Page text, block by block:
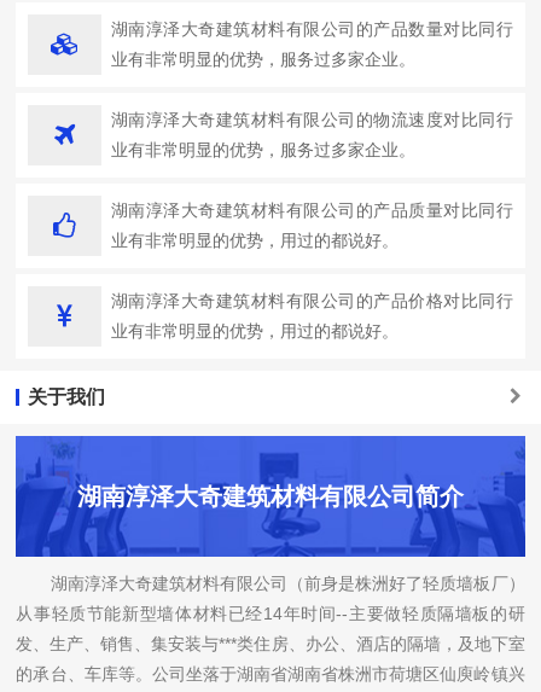
湖南淳泽大奇建筑材料有限公司的产品数量对比同行
业有非常明显的优势，服务过多家企业。
湖南淳泽大奇建筑材料有限公司的物流速度对比同行
业有非常明显的优势，服务过多家企业。
湖南淳泽大奇建筑材料有限公司的产品质量对比同行
业有非常明显的优势，用过的都说好。
湖南淳泽大奇建筑材料有限公司的产品价格对比同行
业有非常明显的优势，用过的都说好。
关于我们
湖南淳泽大奇建筑材料有限公司简介
湖南淳泽大奇建筑材料有限公司（前身是株洲好了轻质墙板厂）
从事轻质节能新型墙体材料已经14年时间--主要做轻质隔墙板的研
发、生产、销售、集安装与***类住房、办公、酒店的隔墙，及地下室
的承台、车库等。公司坐落于湖南省湖南省株洲市荷塘区仙庾岭镇兴